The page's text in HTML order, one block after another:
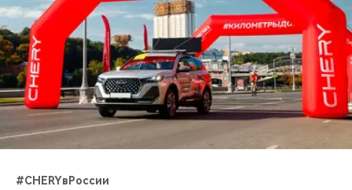
#CHERYвРоссии